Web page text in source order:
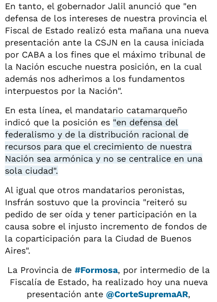
En tanto, el gobernador Jalil anunció que "en
defensa de los intereses de nuestra provincia el
Fiscal de Estado realizó esta mañana una nueva
presentación ante la CSJN en la causa iniciada
por CABA a los fines que el máximo tribunal de
la Nación escuche nuestra posición, en la cual
además nos adherimos a los fundamentos
interpuestos por la Nación".
En esta línea, el mandatario catamarqueño
indicó que la posición es "en defensa del
federalismo y de la distribución racional de
recursos para que el crecimiento de nuestra
Nación sea armónica y no se centralice en una
sola ciudad".
Al igual que otros mandatarios peronistas,
Insfrán sostuvo que la provincia "reiteró su
pedido de ser oída y tener participación en la
causa sobre el injusto incremento de fondos de
la coparticipación para la Ciudad de Buenos
Aires".
La Provincia de #Formosa, por intermedio de la
Fiscalía de Estado, ha realizado hoy una nueva
presentación ante @CorteSupremaAR,